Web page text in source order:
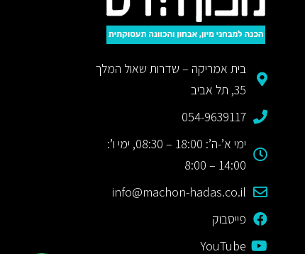
בית אמריקה – שדרות שאול המלך
35, תל אביב
054-9639117
ימי א’-ה’: 18:00 – 08:30, ימי ו’:
14:00 – 8:00
info@machon-hadas.co.il
פייסבוק
YouTube